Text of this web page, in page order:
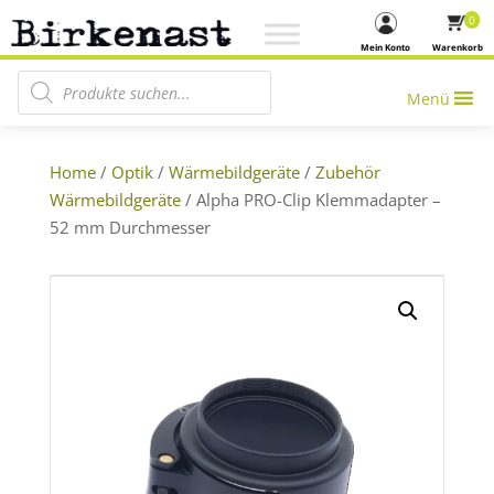
Warenkorb
0
Mein Konto
Products search
Menü
Home/ Optik/ Wärmebildgeräte/ Zubehör
Wärmebildgeräte/ Alpha PRO-Clip Klemmadapter –
52 mm Durchmesser